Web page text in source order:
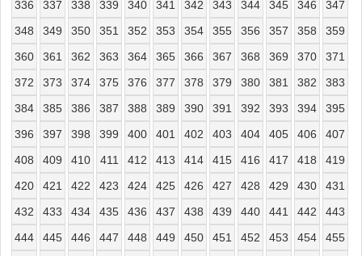
336
337 338 339 340 341 342 343 344 345 346
347
348
349 350 351 352 353 354 355 356 357 358
359
360
361 362 363 364 365 366 367 368 369 370
371
372
373 374 375 376 377 378 379 380 381 382
383
384
385 386 387 388 389 390 391 392 393 394
395
396
397 398 399 400 401 402 403 404 405 406
407
408
409 410 411 412 413 414 415 416 417 418
419
420
421 422 423 424 425 426 427 428 429 430
431
432
433 434 435 436 437 438 439 440 441 442
443
444
445 446 447 448 449 450 451 452 453 454
455